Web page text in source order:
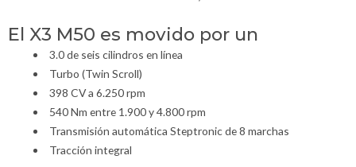
El X3 M50 es movido por un
3.0 de seis cilindros en línea
Turbo (Twin Scroll)
398 CV a 6.250 rpm
540 Nm entre 1.900 y 4.800 rpm
Transmisión automática Steptronic de 8 marchas
Tracción integral